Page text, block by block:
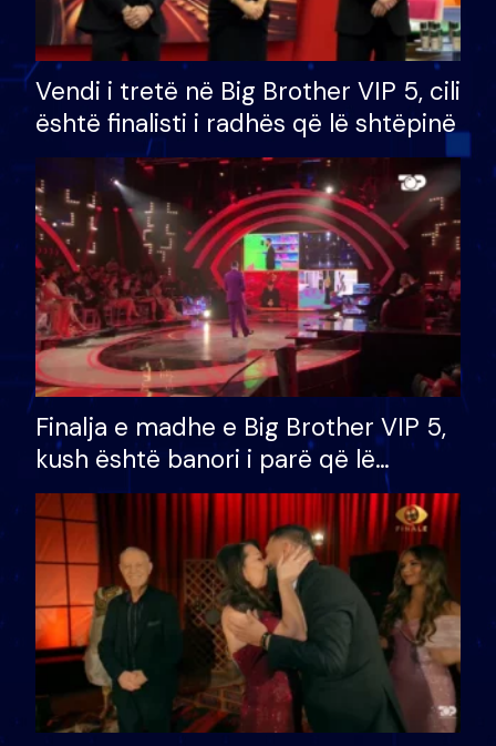
Vendi i tretë në Big Brother VIP 5, cili
është finalisti i radhës që lë shtëpinë
Finalja e madhe e Big Brother VIP 5,
kush është banori i parë që lë
shtëpinë dhe humb mundësinë për
të fituar çmimin e madh